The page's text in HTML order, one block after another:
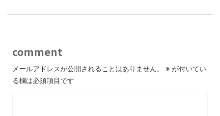
comment
メールアドレスが公開されることはありません。 ※ が付いてい
る欄は必須項目です